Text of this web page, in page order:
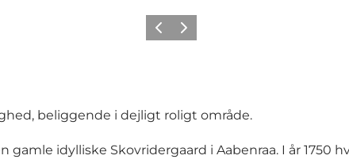
ForrigeNeste
beliggende i dejligt roligt område.
idylliske Skovridergaard i Aabenraa. I år 1750